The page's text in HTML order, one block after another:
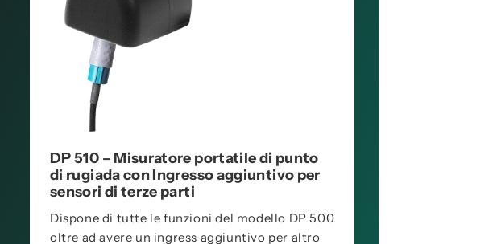
DP 510 – Misuratore portatile di punto
di rugiada con Ingresso aggiuntivo per
sensori di terze parti
Dispone di tutte le funzioni del modello DP 500
oltre ad avere un ingress aggiuntivo per altro